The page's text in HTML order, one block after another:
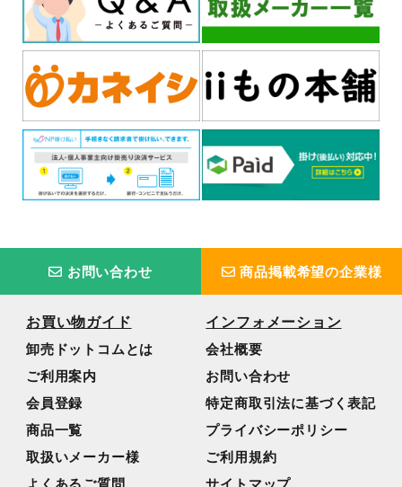
お問い合わせ 商品掲載希望の企業様
お買い物ガイド
卸売ドットコムとは
ご利用案内
会員登録
商品一覧
取扱いメーカー様
インフォメーション
会社概要
お問い合わせ
特定商取引法に基づく表記
プライバシーポリシー
ご利用規約